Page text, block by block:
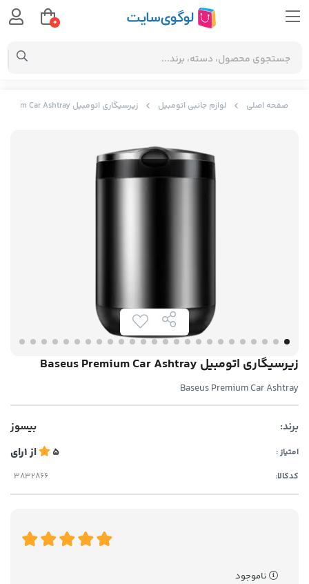
صفحه اصلی لوازم جانبی اتومبیل زیرسیگاری اتومبیل Baseus Premium Car Ashtray
زیرسیگاری اتومبیل Baseus Premium Car Ashtray
Baseus Premium Car Ashtray
برند: بیسوز
امتیاز : 5 از1رای
کدکالا:
ناموجود
0